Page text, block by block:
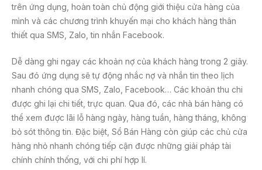
trên ứng dụng, hoàn toàn chủ động giới thiệu cửa hàng của
mình và các chương trình khuyến mại cho khách hàng thân
thiết qua SMS, Zalo, tin nhắn Facebook.
Dễ dàng ghi ngay các khoản nợ của khách hàng trong 2 giây.
Sau đó ứng dụng sẽ tự động nhắc nợ và nhắn tin theo lịch
nhanh chóng qua SMS, Zalo, Facebook… Các khoản thu chi
được ghi lại chi tiết, trực quan. Qua đó, các nhà bán hàng có
thể xem được lãi lỗ hàng ngày, hàng tuần, hàng tháng, không
bỏ sót thông tin. Đặc biệt, Sổ Bán Hàng còn giúp các chủ cửa
hàng nhỏ nhanh chóng tiếp cận được những giải pháp tài
chính chính thống, với chi phí hợp lí.